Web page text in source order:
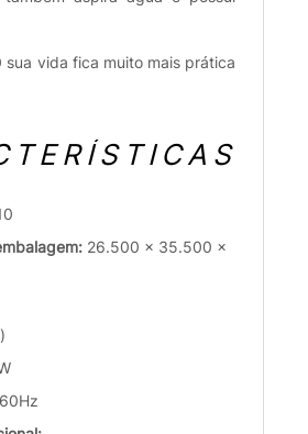
sua vida fica muito mais prática
26.500 x 35.500 x